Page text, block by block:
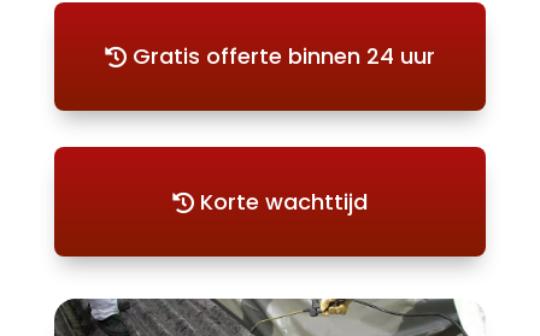
Gratis offerte binnen 24 uur
Korte wachttijd